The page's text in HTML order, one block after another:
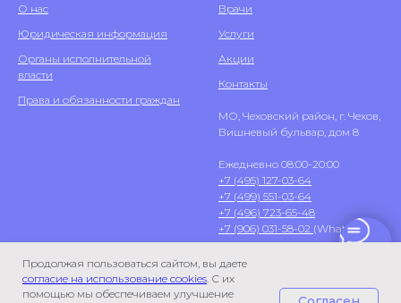
Продолжая пользоваться сайтом, вы даете
согласие на использование cookies. С их
помощью мы обеспечиваем улучшение
О нас
Юридическая информация
Органы исполнительной
власти
Права и обязанности граждан
Врачи
Услуги
Акции
Контакты
МО, Чеховский район, г. Чехов,
Вишневый бульвар, дом 8
Ежедневно 08:00-20:00
+7 (495) 127-03-64
+7 (499) 551-03-64
+7 (496) 723-65-48
+7 (906) 031-58-02 (WhatsApp)